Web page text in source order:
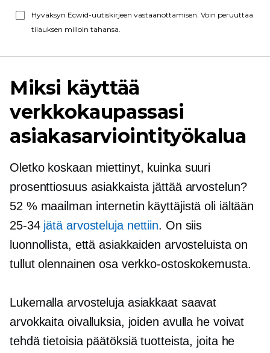
Hyväksyn Ecwid-uutiskirjeen vastaanottamisen. Voin peruuttaa
tilauksen milloin tahansa.
Miksi käyttää
verkkokaupassasi
asiakasarviointityökalua
Oletko koskaan miettinyt, kuinka suuri
prosenttiosuus asiakkaista jättää arvostelun?
52 % maailman internetin käyttäjistä oli iältään
25-34 jätä arvosteluja nettiin. On siis
luonnollista, että asiakkaiden arvosteluista on
tullut olennainen osa verkko-ostoskokemusta.
Lukemalla arvosteluja asiakkaat saavat
arvokkaita oivalluksia, joiden avulla he voivat
tehdä tietoisia päätöksiä tuotteista, joita he